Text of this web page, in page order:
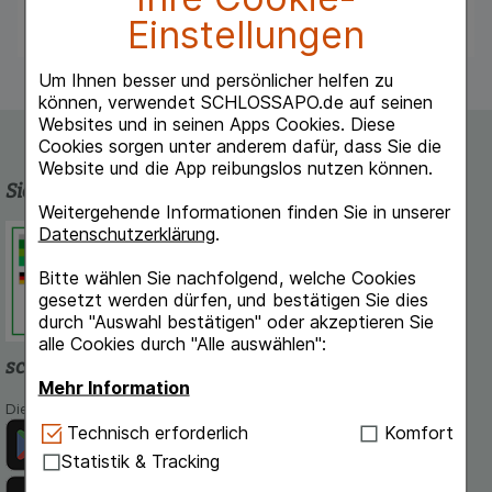
Einstellungen
Um Ihnen besser und persönlicher helfen zu
können, verwendet SCHLOSSAPO.de auf seinen
Websites und in seinen Apps Cookies. Diese
Cookies sorgen unter anderem dafür, dass Sie die
Website und die App reibungslos nutzen können.
Weitergehende Informationen finden Sie in unserer
Datenschutzerklärung.
Bitte wählen Sie nachfolgend, welche Cookies
gesetzt werden dürfen, und bestätigen Sie dies
durch "Auswahl bestätigen" oder akzeptieren Sie
alle Cookies durch "Alle auswählen":
Mehr Information
Technisch Notwendig:Hierbei handelt es sich um
Cookies, die für die Grundfunktionen unserer
Website notwendig sind (z.B. Navigation,
Technisch erforderlich
Komfort
Statistik & Tracking
die Packungsbeilagen finden Sie hier
Sicherheit und Qualität
Schlossapo.de ist registriert beim
Dokumentation und Information.
schlossapo.de-App
Die App von schlossapo.de jetzt mit E-Rezept-Scanner